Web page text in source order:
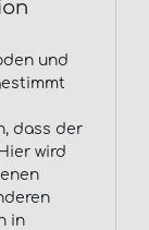
und
dass der
wird
in